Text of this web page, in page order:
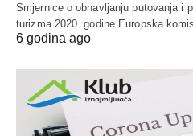
Smjernice o obnavljanju putovanja i
turizma 2020. godine Europska
6 godina ago